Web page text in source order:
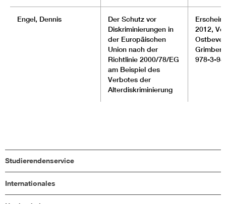
Engel, Dennis
Der Schutz vor
Diskriminierungen in
der Europäischen
Union nach der
Richtlinie 2000/78/EG
am Beispiel des
Verbotes der
Alterdiskriminierung
2012,
978-3-
Studierendenservice
Internationales